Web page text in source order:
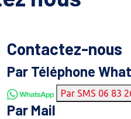
Contactez-nous
Par Téléphone
Par SMS 06 83
Par Mail